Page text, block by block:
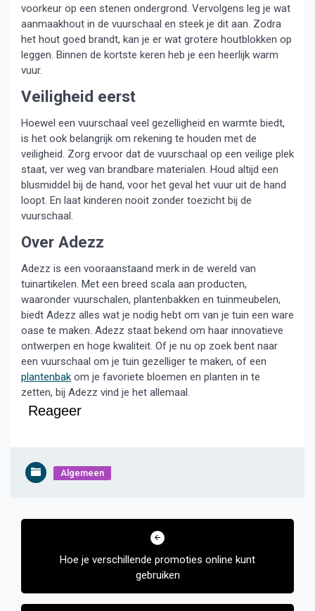
voorkeur op een stenen ondergrond. Vervolgens leg je wat
aanmaakhout in de vuurschaal en steek je dit aan. Zodra
het hout goed brandt, kan je er wat grotere houtblokken op
leggen. Binnen de kortste keren heb je een heerlijk warm
vuur.
Veiligheid eerst
Hoewel een vuurschaal veel gezelligheid en warmte biedt,
is het ook belangrijk om rekening te houden met de
veiligheid. Zorg ervoor dat de vuurschaal op een veilige plek
staat, ver weg van brandbare materialen. Houd altijd een
blusmiddel bij de hand, voor het geval het vuur uit de hand
loopt. En laat kinderen nooit zonder toezicht bij de
vuurschaal.
Over Adezz
Adezz is een vooraanstaand merk in de wereld van
tuinartikelen. Met een breed scala aan producten,
waaronder vuurschalen, plantenbakken en tuinmeubelen,
biedt Adezz alles wat je nodig hebt om van je tuin een ware
oase te maken. Adezz staat bekend om haar innovatieve
ontwerpen en hoge kwaliteit. Of je nu op zoek bent naar
een vuurschaal om je tuin gezelliger te maken, of een
plantenbak om je favoriete bloemen en planten in te
zetten, bij Adezz vind je het allemaal.
Reageer
Algemeen
Bericht
Hoe je verschillende promoties online kunt
gebruiken